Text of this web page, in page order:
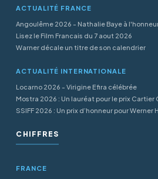
ACTUALITÉ FRANCE
Angoulême 2026 - Nathalie Baye à
Lisez le Film Francais du 7 aout 2026
Warner décale un titre de son calendrier
ACTUALITÉ INTERNATIONALE
Locarno 2026 - Virigine Efira célébrée
Mostra 2026 : Un lauréat pour le prix Cartier
SSIFF 2026 : Un prix d’honneur pour Werner
CHIFFRES
FRANCE